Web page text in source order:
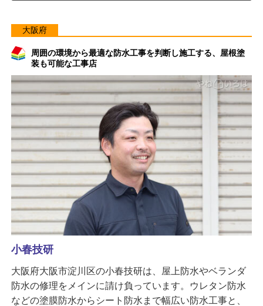
大阪府
周囲の環境から最適な防水工事を判断し施工する、屋根塗
装も可能な工事店
小春技研
大阪府大阪市淀川区の小春技研は、屋上防水やベランダ
防水の修理をメインに請け負っています。ウレタン防水
などの塗膜防水からシート防水まで幅広い防水工事と、